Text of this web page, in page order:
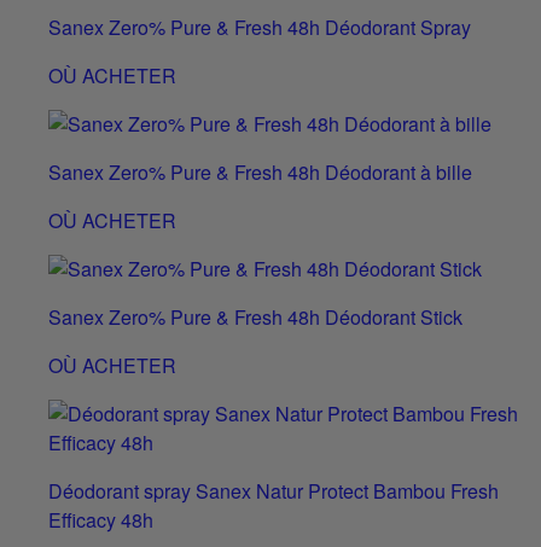
Sanex Zero% Pure & Fresh 48h Déodorant Spray
OÙ ACHETER
Sanex Zero% Pure & Fresh 48h Déodorant à bille
OÙ ACHETER
Sanex Zero% Pure & Fresh 48h Déodorant Stick
OÙ ACHETER
Déodorant spray Sanex Natur Protect Bambou Fresh
Efficacy 48h